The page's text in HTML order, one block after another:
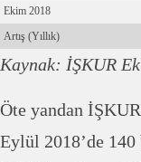
Ekim 2018
Artış (Yıllık)
Kaynak: İŞKUR
Öte yandan
Eylül 2018’de